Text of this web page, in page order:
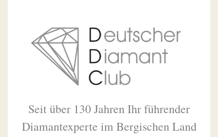
Seit über 130 Jahren Ihr führender
Diamantexperte im Bergischen Land